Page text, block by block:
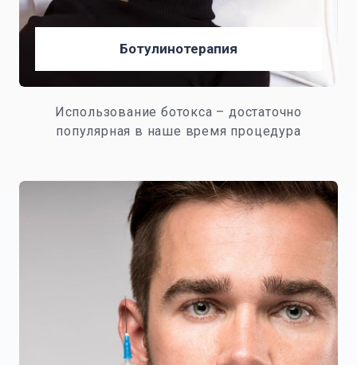
Ботулинотерапия
Использование ботокса – достаточно
популярная в наше время процедура